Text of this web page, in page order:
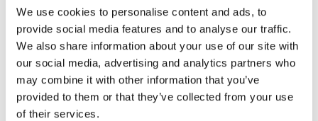
We use cookies to personalise content and ads, to
provide social media features and to analyse our traffic.
We also share information about your use of our site with
our social media, advertising and analytics partners who
may combine it with other information that you’ve
provided to them or that they’ve collected from your use
of their services.
Op maandag 25 oktober 2021 besteedde EditieNL
aandacht aan een klacht die was binnen gekomen bij
de Reclame Code Commisie over de slogan van het
Dolfinarium. Deze zou misleidend zijn. Maar wanneer is
een reclame misleidend en wat betekent dit voor het
imago van een organisatie?